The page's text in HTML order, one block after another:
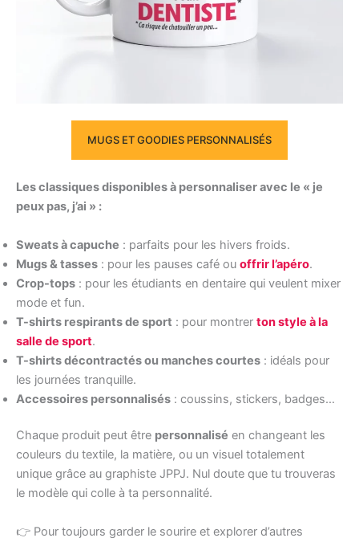
MUGS ET GOODIES PERSONNALISÉS
Les classiques disponibles à personnaliser avec le « je
peux pas, j’ai » :
Sweats à capuche : parfaits pour les hivers froids.
Mugs & tasses : pour les pauses café ou offrir l’apéro.
Crop-tops : pour les étudiants en dentaire qui veulent mixer
mode et fun.
T-shirts respirants de sport : pour montrer ton style à la
salle de sport.
T-shirts décontractés ou manches courtes : idéals pour
les journées tranquille.
Accessoires personnalisés : coussins, stickers, badges…
Chaque produit peut être personnalisé en changeant les
couleurs du textile, la matière, ou un visuel totalement
unique grâce au graphiste JPPJ. Nul doute que tu trouveras
le modèle qui colle à ta personnalité.
👉 Pour toujours garder le sourire et explorer d’autres